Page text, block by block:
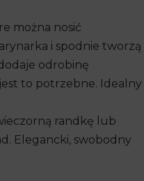
można nosić
i spodnie tworzą
odrobinę
to potrzebne. Idealny
randkę lub
Elegancki, swobodny